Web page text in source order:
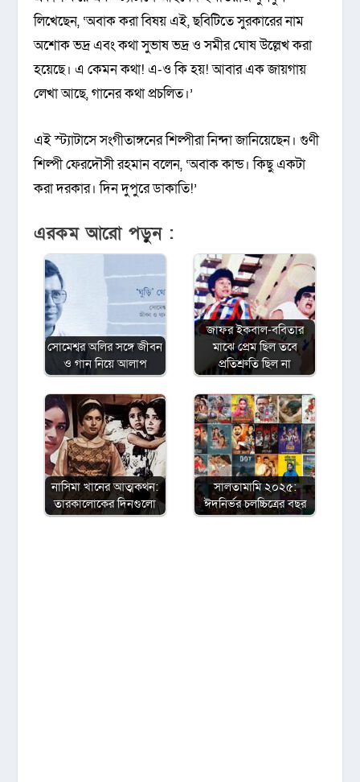
লিখেছেন, ‘অবাক করা বিষয় এই, ছবিটিতে সুরকারের নাম
অশোক ভদ্র এবং কথা সুভাষ ভদ্র ও সমীর ঘোষ উল্লেখ করা
হয়েছে। এ কেমন কথা! এ-ও কি হয়! আবার এক জায়গায়
লেখা আছে, গানের কথা প্রচলিত।’
এই স্ট্যাটাসে সংগীতাঙ্গনের শিল্পীরা নিন্দা জানিয়েছেন। গুণী
শিল্পী ফেরদৌসী রহমান বলেন, ‘অবাক কান্ড। কিছু একটা
করা দরকার। দিন দুপুরে ডাকাতি!’
এরকম আরো পড়ুন :
সোমেশ্বর অলির সঙ্গে জীবন
ও গান নিয়ে আলাপ
জাফর ইকবাল-ববিতার
মাঝে প্রেম ছিল তবে
প্রতিশ্রুতি ছিল না
নাসিমা খানের আত্মকথন:
তারকালোকের দিনগুলো
সালতামামি ২০২৫:
ঈদনির্ভর চলচ্চিত্রের বছর